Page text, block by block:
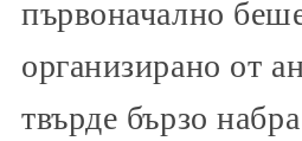
първоначално
организирано от
твърде бързо